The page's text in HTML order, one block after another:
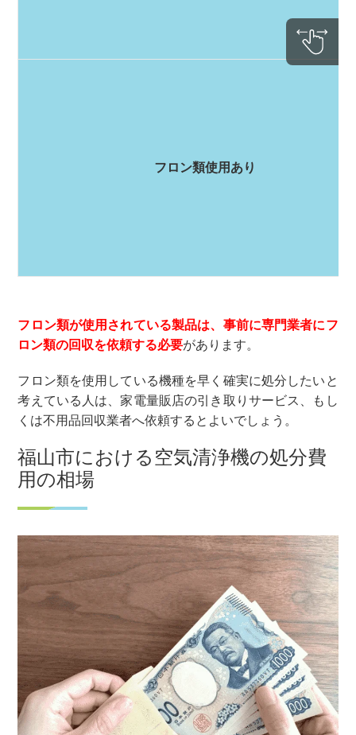
フロン類使用あり
フロン類が使用されている製品は、事前に専門業者にフ
ロン類の回収を依頼する必要があります。
フロン類を使用している機種を早く確実に処分したいと
考えている人は、家電量販店の引き取りサービス、もし
くは不用品回収業者へ依頼するとよいでしょう。
福山市における空気清浄機の処分費
用の相場